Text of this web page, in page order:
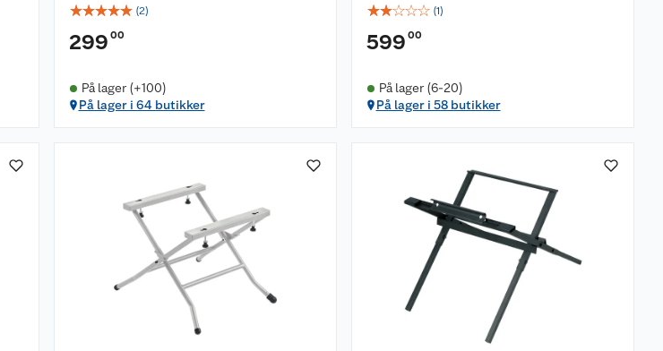
☆☆☆☆☆ (2)
299 00
På lager (+100)
På lager i 64 butikker
☆☆☆☆☆ (1)
599 00
På lager (6-20)
På lager i 58 butikker